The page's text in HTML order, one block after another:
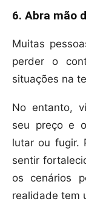
6. Abra mão
Muitas
perder o
situações na
No entanto,
seu preço e
lutar ou fugir.
sentir
os cenários
realidade tem